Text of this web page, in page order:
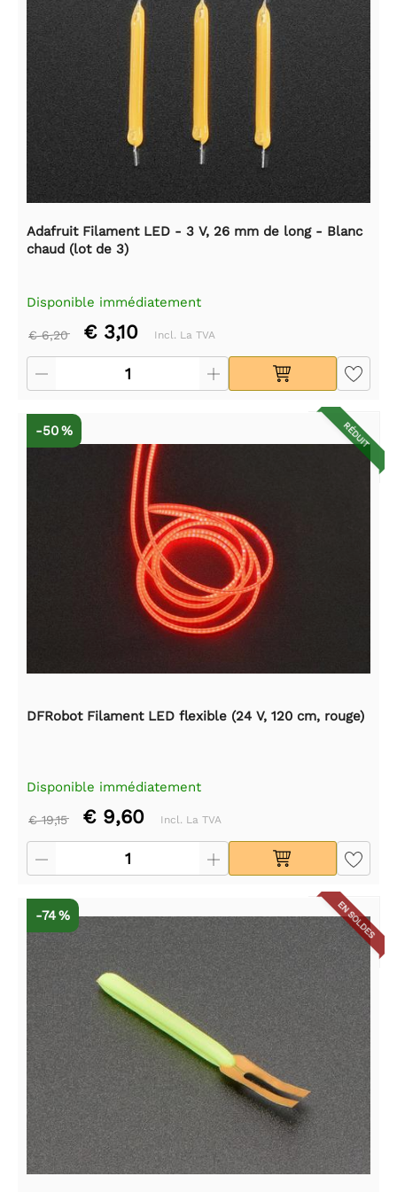
Adafruit Filament LED - 3 V, 26 mm de long - Blanc
chaud (lot de 3)
Disponible immédiatement
€ 6,20 € 3,10 Incl. La TVA
RÉDUIT
-50 %
DFRobot Filament LED flexible (24 V, 120 cm, rouge)
Disponible immédiatement
€ 19,15 € 9,60 Incl. La TVA
EN SOLDES
-74 %